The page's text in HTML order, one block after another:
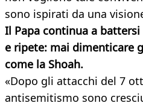
sono ispirati da una
Il Papa continua a
e ripete: mai dimenticare
come la Shoah.
«Dopo gli attacchi del 7
antisemitismo sono